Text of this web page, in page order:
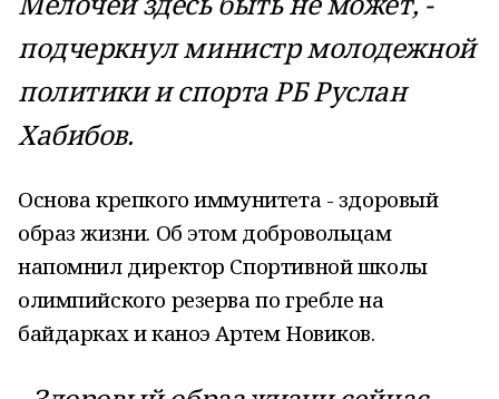
подчеркнул министр молодежной
политики и спорта РБ Руслан
Хабибов.
Основа крепкого иммунитета - здоровый
образ жизни. Об этом добровольцам
напомнил директор Спортивной школы
олимпийского резерва по гребле на
байдарках и каноэ Артем Новиков.